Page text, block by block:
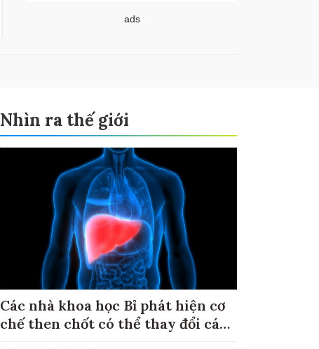
ads
Nhìn ra thế giới
Các nhà khoa học Bỉ phát hiện cơ
chế then chốt có thể thay đổi cách